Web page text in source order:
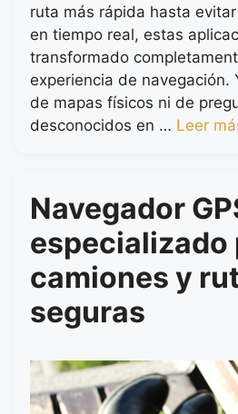
ruta más rápida hasta
en tiempo real, estas
transformado
experiencia de navegación.
de mapas físicos ni de
desconocidos en … Leer
Navegador
especializado
camiones y
seguras